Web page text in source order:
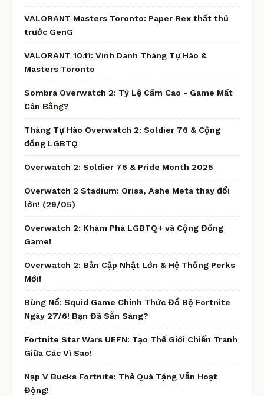
VALORANT Masters Toronto: Paper Rex thất thủ
trước GenG
VALORANT 10.11: Vinh Danh Tháng Tự Hào &
Masters Toronto
Sombra Overwatch 2: Tỷ Lệ Cấm Cao - Game Mất
Cân Bằng?
Tháng Tự Hào Overwatch 2: Soldier 76 & Cộng
đồng LGBTQ
Overwatch 2: Soldier 76 & Pride Month 2025
Overwatch 2 Stadium: Orisa, Ashe Meta thay đổi
lớn! (29/05)
Overwatch 2: Khám Phá LGBTQ+ và Cộng Đồng
Game!
Overwatch 2: Bản Cập Nhật Lớn & Hệ Thống Perks
Mới!
Bùng Nổ: Squid Game Chính Thức Đổ Bộ Fortnite
Ngày 27/6! Bạn Đã Sẵn Sàng?
Fortnite Star Wars UEFN: Tạo Thế Giới Chiến Tranh
Giữa Các Vì Sao!
Nạp V Bucks Fortnite: Thẻ Quà Tặng Vẫn Hoạt
Động!